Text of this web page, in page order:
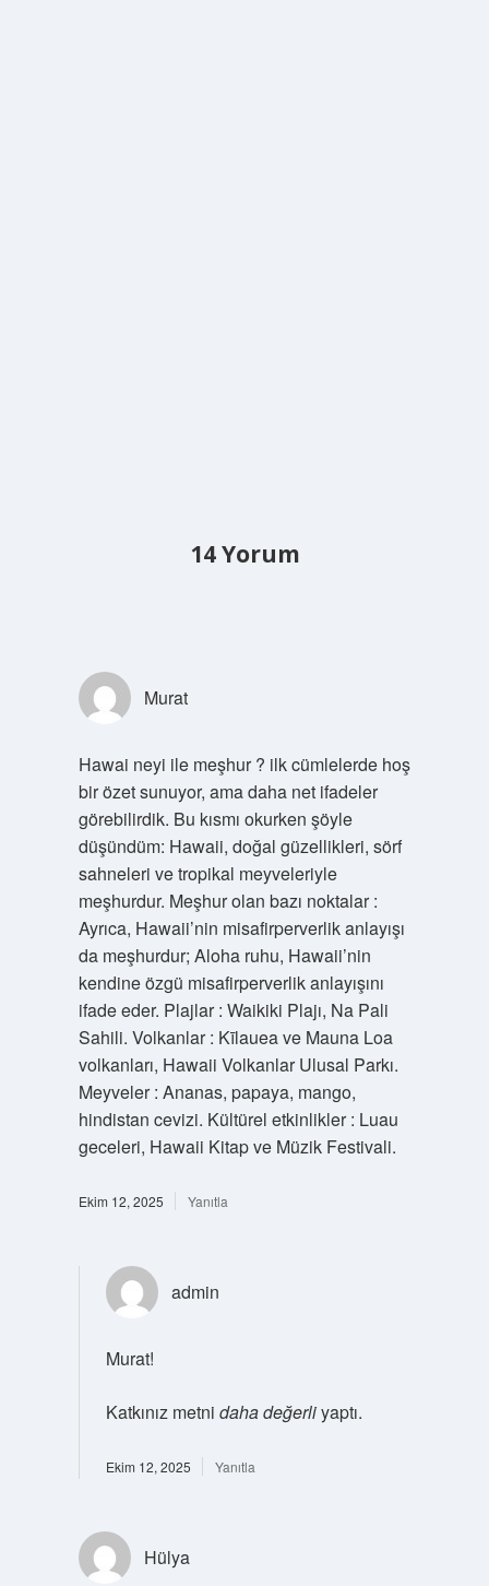
14 Yorum
Murat
Hawai neyi ile meşhur ? ilk cümlelerde hoş
bir özet sunuyor, ama daha net ifadeler
görebilirdik. Bu kısmı okurken şöyle
düşündüm: Hawaii, doğal güzellikleri, sörf
sahneleri ve tropikal meyveleriyle
meşhurdur. Meşhur olan bazı noktalar :
Ayrıca, Hawaii’nin misafirperverlik anlayışı
da meşhurdur; Aloha ruhu, Hawaii’nin
kendine özgü misafirperverlik anlayışını
ifade eder. Plajlar : Waikiki Plajı, Na Pali
Sahili. Volkanlar : Kīlauea ve Mauna Loa
volkanları, Hawaii Volkanlar Ulusal Parkı.
Meyveler : Ananas, papaya, mango,
hindistan cevizi. Kültürel etkinlikler : Luau
geceleri, Hawaii Kitap ve Müzik Festivali.
Ekim 12, 2025 Yanıtla
admin
Murat!
Katkınız metni daha değerliyaptı.
Ekim 12, 2025 Yanıtla
Hülya